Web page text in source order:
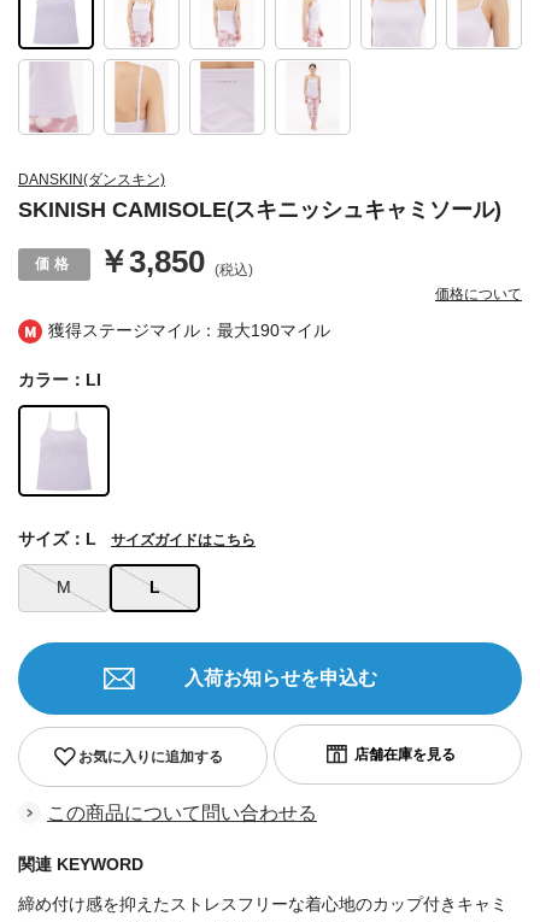
獲得ステージマイル：最大190マイル
DANSKIN(ダンスキン)
SKINISH CAMISOLE(スキニッシュキャミソール)
￥3,850 (税込)
価格について
カラー：LI
M L
サイズ：L サイズガイドはこちら
お気に入りに追加する
入荷お知らせを申込む
この商品について問い合わせる
関連 KEYWORD
締め付け感を抑えたストレスフリーな着心地のカップ付きキャミ